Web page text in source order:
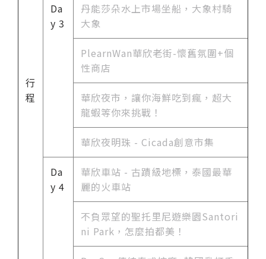
行
程
Da
y 3
丹能莎朵水上市場坐船，大象村騎
大象
PlearnWan華欣老街-懷舊氛圍+個
性商店
華欣夜市，讓你海鮮吃到瘋，超大
龍蝦等你來挑戰！
華欣夜明珠 - Cicada創意市集
Da
y 4
華欣車站 - 古蹟級地標，泰國最華
麗的火車站
不負眾望的聖托里尼遊樂園Santori
ni Park，怎麼拍都美！